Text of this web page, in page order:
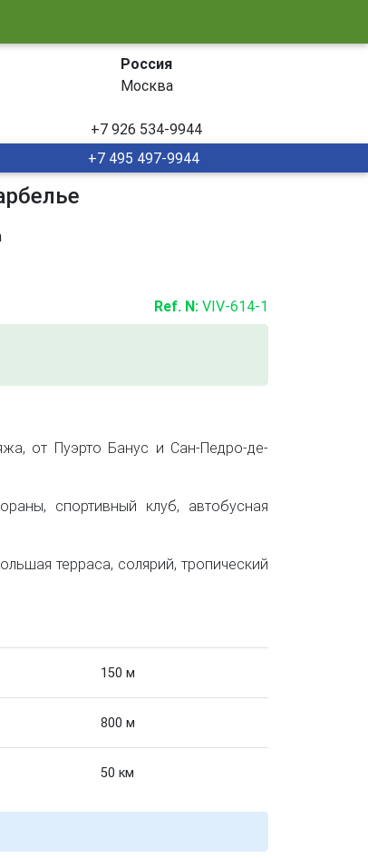
Россия
Москва
+7 926 534-9944
+7 495 497-9944
Ref. N: VIV-614-1
от Пуэрто Банус и Сан-Педро-де-
спортивный клуб, автобусная
терраса, солярий, тропический
150 м
800 м
50 км